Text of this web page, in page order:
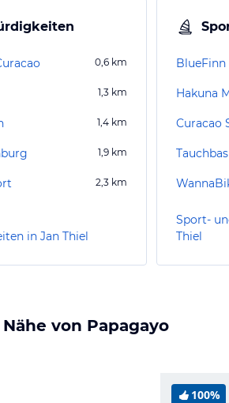
0,6 km
1,3 km
1,4 km
1,9 km
2,3 km
in Jan Thiel
BlueFinn
Curacao
Sport-
Thiel
von Papagayo
100%